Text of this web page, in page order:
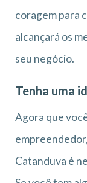
coragem para
alcançará os
seu negócio.
Tenha uma
Agora que
Catanduva é